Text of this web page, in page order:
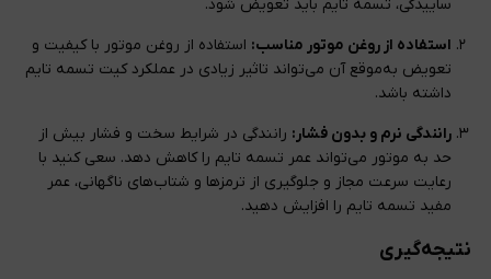
ساییدگی، تسمه تایم باید تعویض شود.
استفاده از روغن موتور مناسب: استفاده از روغن موتور با کیفیت و
تعویض به‌موقع آن می‌تواند تاثیر زیادی در عملکرد کیت تسمه تایم
داشته باشد.
رانندگی نرم و بدون فشار: رانندگی در شرایط سخت و فشار بیش از
حد به موتور می‌تواند عمر تسمه تایم را کاهش دهد. سعی کنید با
رعایت سرعت مجاز و جلوگیری از ترمزها و شتاب‌های ناگهانی، عمر
مفید تسمه تایم را افزایش دهید.
نتیجه‌گیری